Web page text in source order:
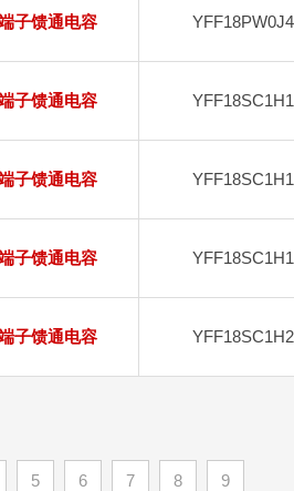
子馈通电容
子馈通电容
子馈通电容
子馈通电容
子馈通电容
5 6 7 8 9